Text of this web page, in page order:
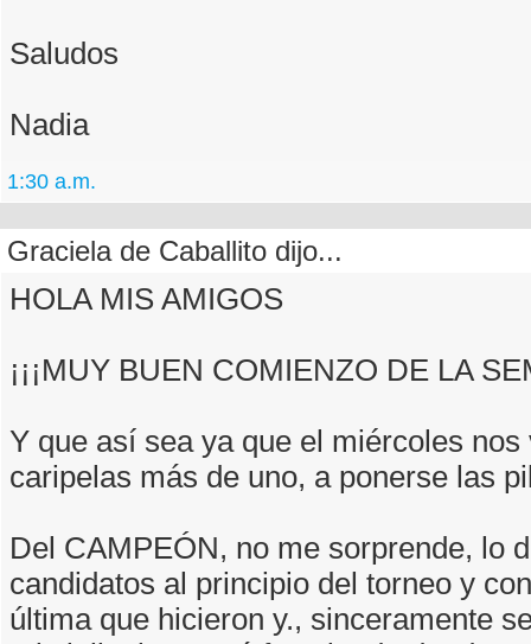
Saludos
Nadia
1:30 a.m.
Graciela de Caballito dijo...
HOLA MIS AMIGOS
¡¡¡MUY BUEN COMIENZO DE LA
Y que así sea ya que el miércoles nos
caripelas más de uno, a ponerse las
Del CAMPEÓN, no me sorprende, lo
candidatos al principio del torneo y
última que hicieron y., sinceramente